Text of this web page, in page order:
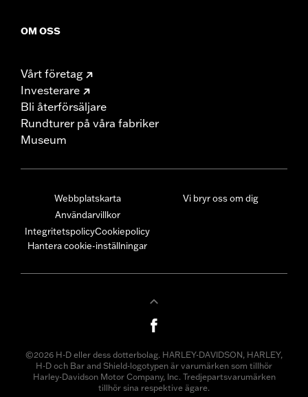
OM OSS
Vårt företag
Investerare
Bli återförsäljare
Rundturer på våra fabriker
Museum
Webbplatskarta
Användarvillkor
IntegritetspolicyCookiepolicy
Hantera cookie-inställningar
Vi bryr oss om dig
©2026 H-D eller dess dotterbolag. HARLEY-DAVIDSON, HARLEY,
H-D och Bar and Shield-logotypen är varumärken som tillhör
Harley-Davidson Motor Company, Inc. Tredjepartsvarumärken
tillhör sina respektive ägare.